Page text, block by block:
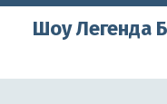
Шоу Легенда